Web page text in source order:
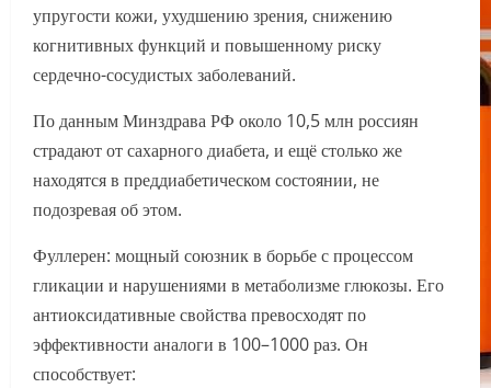
упругости кожи, ухудшению зрения, снижению
когнитивных функций и повышенному риску
сердечно-сосудистых заболеваний.
По данным Минздрава РФ около 10,5 млн россиян
страдают от сахарного диабета, и ещё столько же
находятся в преддиабетическом состоянии, не
подозревая об этом.
Фуллерен: мощный союзник в борьбе с процессом
гликации и нарушениями в метаболизме глюкозы. Его
антиоксидативные свойства превосходят по
эффективности аналоги в 100–1000 раз. Он
способствует: